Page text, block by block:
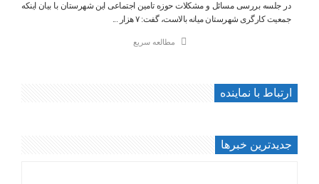
در جلسه بررسی مسائل و مشکلات حوزه تامین اجتماعی این شهرستان با بیان اینکه
جمعیت کارگری شهرستان میانه بالاست، گفت: ۷ هزار ...
مطالعه سریع
ارتباط با نماینده
جديدترين خبرها